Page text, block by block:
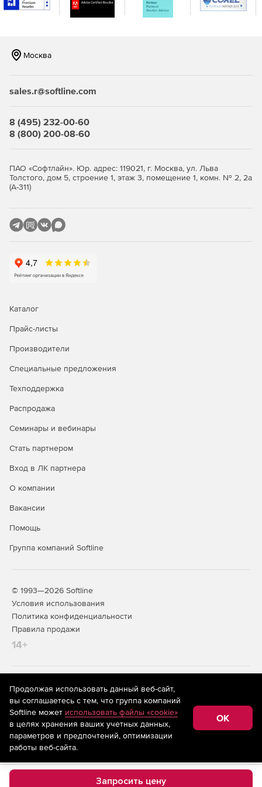
генерации отчетов.
Продукт IronPort Email Security (C-series) доступен в
Модель IronPort C170 рекомендуется для организаций
с количеством пользователей электронной почты от
Модель IronPort C370 подходит для организаций с
количеством пользователей электронной почты от 1
количеством пользователей более 10 000 человек.
требовательных сетей в мире.
Запросить цену
Москва
sales.r@softline.com
8 (495) 232-00-60
8 (800) 200-08-60
ПАО «Софтлайн». Юр. адрес: 119021, г. Москва, ул. Льва
Толстого, дом 5, строение 1, этаж 3, помещение 1, комн. № 2, 2а
(А-311)
Каталог
Прайс-листы
Производители
Специальные предложения
Техподдержка
Распродажа
Семинары и вебинары
Стать партнером
Вход в ЛК партнера
О компании
Вакансии
Помощь
Группа компаний Softline
© 1993—2026 Softline
Условия использования
Политика конфиденциальности
Правила продажи
14+
На информационном ресурсе store.softline.ru применяются
рекомендательные технологии
(информационные технологии
предоставления информации на основе сбора,
систематизации и анализа сведений, относящихся к
предпочтениям пользователей сети «Интернет»,
находящихся на территории Российской Федерации)
Продолжая использовать данный веб-сайт,
вы соглашаетесь с тем, что группа компаний
Softline может использовать файлы «cookie»
в целях хранения ваших учетных данных,
параметров и предпочтений, оптимизации
работы веб-сайта.
OK